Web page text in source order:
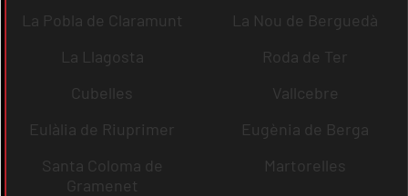
La Pobla de Claramunt
La Nou de Berguedà
La Llagosta
Roda de Ter
Cubelles
Vallcebre
Eulàlia de Riuprimer
Eugènia de Berga
Santa Coloma de
Gramenet
Martorelles